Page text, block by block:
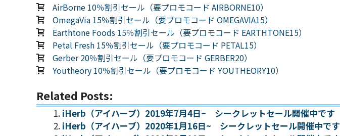
AirBorne 10％割引セール（要プロモコード AIRBORNE10）
OmegaVia 15％割引セール（要プロモコード OMEGAVIA15）
Earthtone Foods 15％割引セール（要プロモコード EARTHTONE15）
Petal Fresh 15％割引セール（要プロモコード PETAL15）
Gerber 20％割引セール（要プロモコード GERBER20）
Youtheory 10％割引セール（要プロモコード YOUTHEORY10）
Related Posts:
iHerb（アイハーブ）2019年7月4日~ シークレットセール開催中です
iHerb（アイハーブ）2020年1月16日~ シークレットセール開催中です